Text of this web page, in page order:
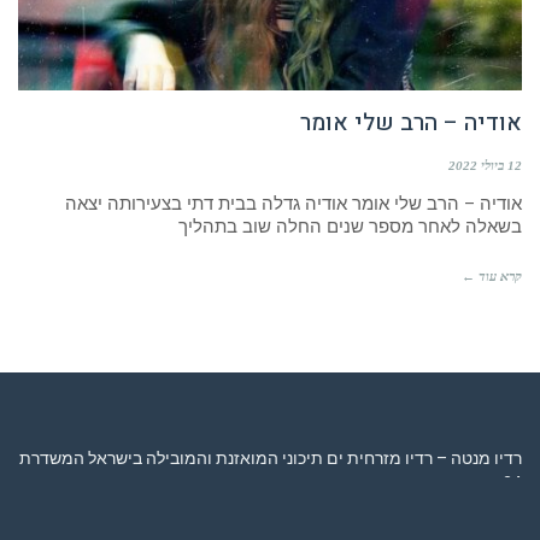
אודיה – הרב שלי אומר
12 ביולי 2022
אודיה – הרב שלי אומר אודיה גדלה בבית דתי בצעירותה יצאה
בשאלה לאחר מספר שנים החלה שוב בתהליך
קרא עוד ←
רדיו מנטה – רדיו מזרחית ים תיכוני המואזנת והמובילה בישראל המשדרת
24 שעות ביממה,